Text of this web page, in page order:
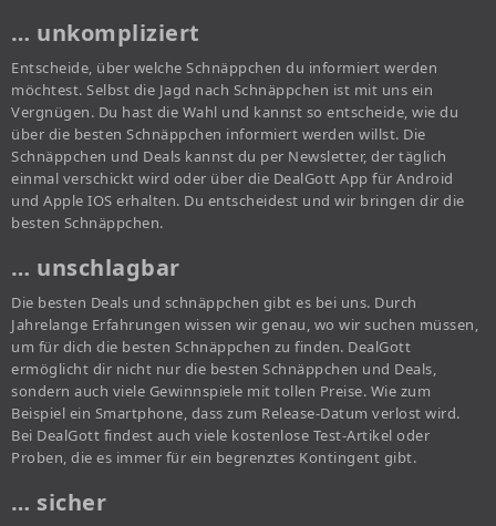
… unkompliziert
Entscheide, über welche Schnäppchen du informiert werden
möchtest. Selbst die Jagd nach Schnäppchen ist mit uns ein
Vergnügen. Du hast die Wahl und kannst so entscheide, wie du
über die besten Schnäppchen informiert werden willst. Die
Schnäppchen und Deals kannst du per Newsletter, der täglich
einmal verschickt wird oder über die DealGott App für Android
und Apple IOS erhalten. Du entscheidest und wir bringen dir die
besten Schnäppchen.
… unschlagbar
Die besten Deals und schnäppchen gibt es bei uns. Durch
Jahrelange Erfahrungen wissen wir genau, wo wir suchen müssen,
um für dich die besten Schnäppchen zu finden. DealGott
ermöglicht dir nicht nur die besten Schnäppchen und Deals,
sondern auch viele Gewinnspiele mit tollen Preise. Wie zum
Beispiel ein Smartphone, dass zum Release-Datum verlost wird.
Bei DealGott findest auch viele kostenlose Test-Artikel oder
Proben, die es immer für ein begrenztes Kontingent gibt.
… sicher